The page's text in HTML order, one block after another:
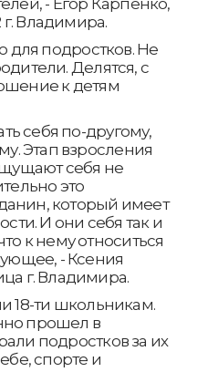
- Егор Карпенко,
Владимира.
для подростков. Не
Делятся, с
к детям
себя по-другому,
Этап взросления
себя не
это
который имеет
И они себя так и
к нему относиться
- Ксения
г. Владимира.
18-ти школьникам.
прошел в
подростков за их
спорте и